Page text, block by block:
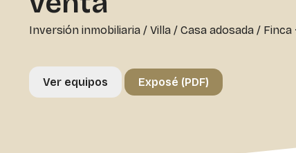
Inversión inmobiliaria / Villa / Casa adosada / Finca ·
Ver equipos Exposé (PDF)